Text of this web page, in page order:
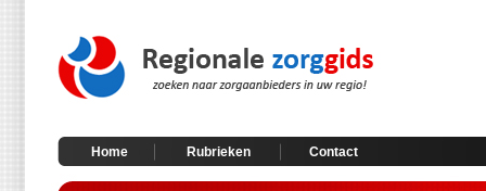
Home Rubrieken Contact